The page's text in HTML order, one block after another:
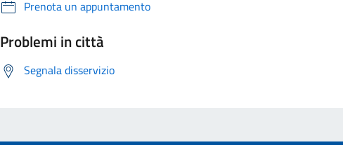
Prenota un appuntamento
Problemi in città
Segnala disservizio